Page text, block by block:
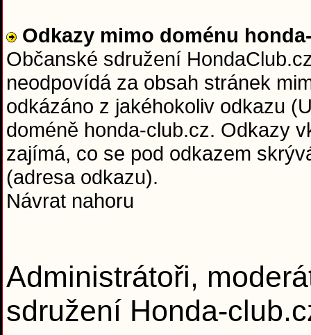
Odkazy mimo doménu
Občanské sdružení
neodpovídá za obsah stránek
odkázáno z jakéhokoliv odkazu
doméně honda-club.cz. Odkazy
zajímá, co se pod odkazem
(adresa odkazu).
Návrat nahoru
Administrátoři,
sdružení Honda-